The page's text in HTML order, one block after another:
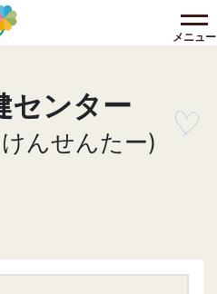
メニュー
センター
んせんたー)